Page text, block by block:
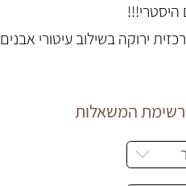
היסטרי!!!
ירוקה בשילוב עיטורי אבנים
המשאלות